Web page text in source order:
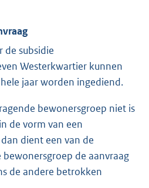
de subsidie
Westerkwartier kunnen
jaar worden ingediend.
bewonersgroep niet is
de vorm van een
dient een van de
bewonersgroep de aanvraag
de andere betrokken